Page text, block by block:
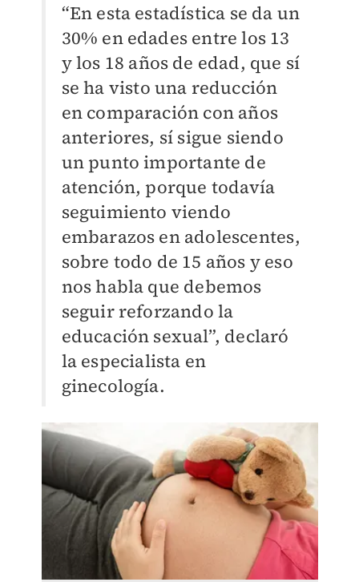
“En esta estadística se da un
30% en edades entre los 13
y los 18 años de edad, que sí
se ha visto una reducción
en comparación con años
anteriores, sí sigue siendo
un punto importante de
atención, porque todavía
seguimiento viendo
embarazos en adolescentes,
sobre todo de 15 años y eso
nos habla que debemos
seguir reforzando la
educación sexual”, declaró
la especialista en
ginecología.